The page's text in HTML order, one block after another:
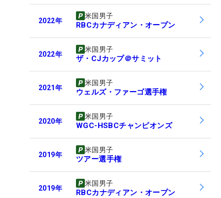
2022年
米国男子
RBCカナディアン・オープン
2022年
米国男子
ザ・CJカップ＠サミット
2021年
米国男子
ウェルズ・ファーゴ選手権
2020年
米国男子
WGC-HSBCチャンピオンズ
2019年
米国男子
ツアー選手権
2019年
米国男子
RBCカナディアン・オープン